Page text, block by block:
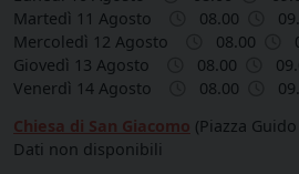
Martedì 11 Agosto
08.00
Mercoledì 12 Agosto
08.00
Giovedì 13 Agosto
08.00
Venerdì 14 Agosto
08.00
Chiesa di San Giacomo (Piazza
Dati non disponibili